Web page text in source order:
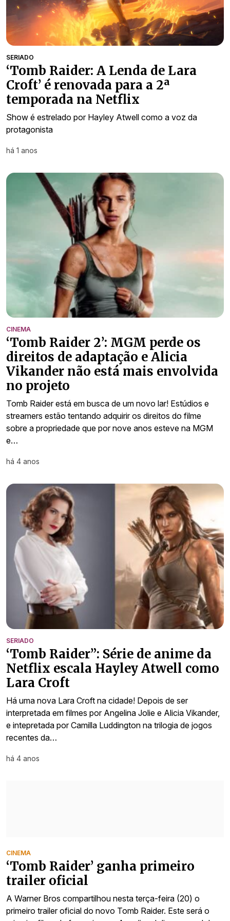
SERIADO
‘Tomb Raider: A Lenda de Lara
Croft’ é renovada para a 2ª
temporada na Netflix
Show é estrelado por Hayley Atwell como a voz da
protagonista
há 1 anos
CINEMA
‘Tomb Raider 2’: MGM perde os
direitos de adaptação e Alicia
Vikander não está mais envolvida
no projeto
Tomb Raider está em busca de um novo lar! Estúdios e
streamers estão tentando adquirir os direitos do filme
sobre a propriedade que por nove anos esteve na MGM
e…
há 4 anos
SERIADO
‘Tomb Raider”: Série de anime da
Netflix escala Hayley Atwell como
Lara Croft
Há uma nova Lara Croft na cidade! Depois de ser
interpretada em filmes por Angelina Jolie e Alicia Vikander,
e intepretada por Camilla Luddington na trilogia de jogos
recentes da…
há 4 anos
CINEMA
‘Tomb Raider’ ganha primeiro
trailer oficial
A Warner Bros compartilhou nesta terça-feira (20) o
primeiro trailer oficial do novo Tomb Raider. Este será o